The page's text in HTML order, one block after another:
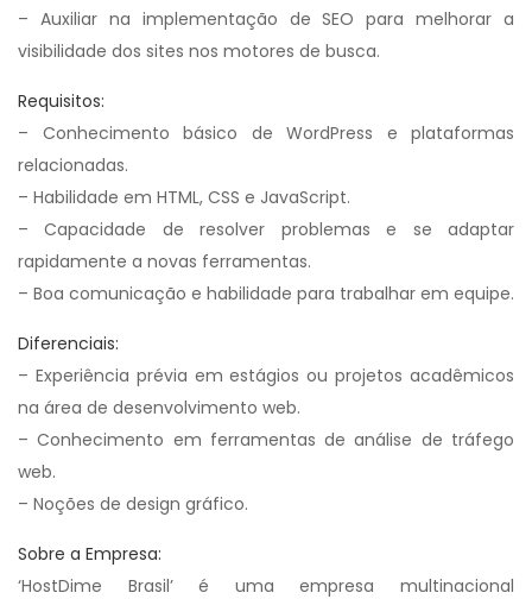
– Auxiliar na implementação de SEO para melhorar a
visibilidade dos sites nos motores de busca.
Requisitos:
– Conhecimento básico de WordPress e plataformas
relacionadas.
– Habilidade em HTML, CSS e JavaScript.
– Capacidade de resolver problemas e se adaptar
rapidamente a novas ferramentas.
– Boa comunicação e habilidade para trabalhar em equipe.
Diferenciais:
– Experiência prévia em estágios ou projetos acadêmicos
na área de desenvolvimento web.
– Conhecimento em ferramentas de análise de tráfego
web.
– Noções de design gráfico.
Sobre a Empresa:
‘HostDime Brasil’ é uma empresa multinacional